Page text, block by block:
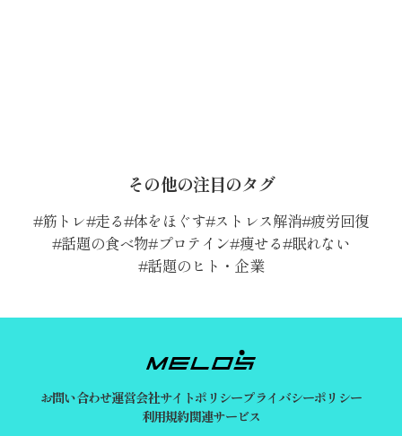
その他の注目のタグ
筋トレ 走る 体をほぐす ストレス解消 疲労回復
話題の食べ物 プロテイン 痩せる 眠れない
話題のヒト・企業
お問い合わせ運営会社サイトポリシープライバシーポリシー
利用規約関連サービス